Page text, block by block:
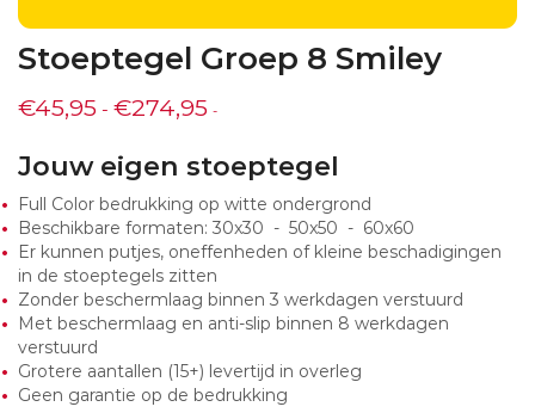
Stoeptegel Groep 8 Smiley
€45,95 - €274,95 -
Jouw eigen stoeptegel
Full Color bedrukking op witte ondergrond
Beschikbare formaten: 30x30 - 50x50 - 60x60
Er kunnen putjes, oneffenheden of kleine beschadigingen
in de stoeptegels zitten
Zonder beschermlaag binnen 3 werkdagen verstuurd
Met beschermlaag en anti-slip binnen 8 werkdagen
verstuurd
Grotere aantallen (15+) levertijd in overleg
Geen garantie op de bedrukking